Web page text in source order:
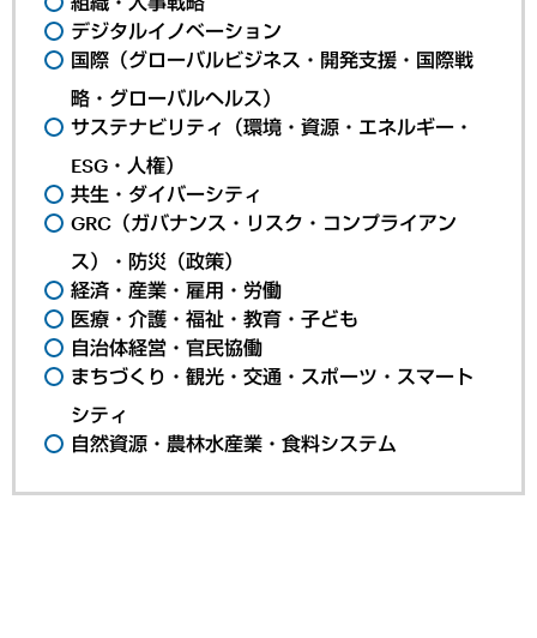
デジタルイノベーション
国際（グローバルビジネス・開発支援・国際戦
略・グローバルヘルス）
サステナビリティ（環境・資源・エネルギー・
ESG・人権）
共生・ダイバーシティ
GRC（ガバナンス・リスク・コンプライアン
ス）・防災（政策）
経済・産業・雇用・労働
医療・介護・福祉・教育・子ども
自治体経営・官民協働
まちづくり・観光・交通・スポーツ・スマート
シティ
自然資源・農林水産業・食料システム